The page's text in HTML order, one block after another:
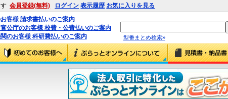
会員登録(無料) ログイン 表示履歴 お気に入りを見る
客様 請求書払いのご案内
公庁のお客様 校費・公費払いのご案内
のお客様 科研費払いのご案内
型番まとめ検索»